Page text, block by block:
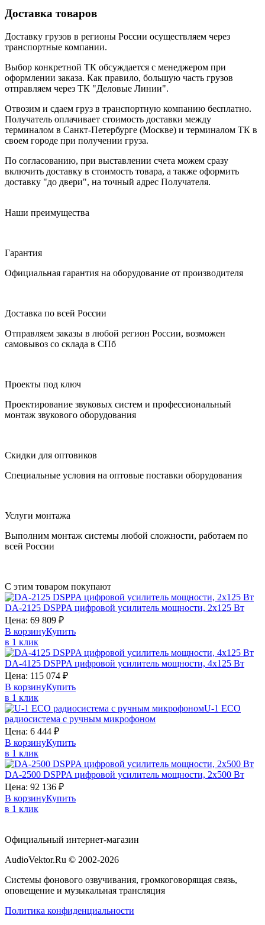
Доставка товаров
Доставку грузов в регионы России осуществляем через
транспортные компании.
Выбор конкретной ТК обсуждается с менеджером при
оформлении заказа. Как правило, большую часть грузов
отправляем через ТК "Деловые Линии".
Отвозим и сдаем груз в транспортную компанию бесплатно.
Получатель оплачивает стоимость доставки между
терминалом в Санкт-Петербурге (Москве) и терминалом ТК в
своем городе при получении груза.
По согласованию, при выставлении счета можем сразу
включить доставку в стоимость товара, а также оформить
доставку "до двери", на точный адрес Получателя.
Наши преимущества
Гарантия
Официальная гарантия на оборудование от производителя
Доставка по всей России
Отправляем заказы в любой регион России, возможен
самовывоз со склада в СПб
Проекты под ключ
Проектирование звуковых систем и профессиональный
монтаж звукового оборудования
Скидки для оптовиков
Специальные условия на оптовые поставки оборудования
Услуги монтажа
Выполним монтаж системы любой сложности, работаем по
всей России
С этим товаром покупают
DA-2125 DSPPA цифровой усилитель мощности, 2х125 Вт
Цена: 69 809 ₽
В корзинуКупить
в 1 клик
DA-4125 DSPPA цифровой усилитель мощности, 4х125 Вт
Цена: 115 074 ₽
В корзинуКупить
в 1 клик
U-1 ECO
радиосистема с ручным микрофоном
Цена: 6 444 ₽
В корзинуКупить
в 1 клик
DA-2500 DSPPA цифровой усилитель мощности, 2х500 Вт
Цена: 92 136 ₽
В корзинуКупить
в 1 клик
Официальный интернет-магазин
AudioVektor.Ru © 2002-2026
Системы фонового озвучивания, громкоговорящая связь,
оповещение и музыкальная трансляция
Политика конфиденциальности